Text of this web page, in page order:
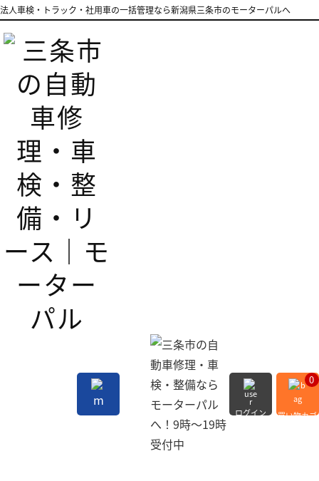
法人車検・トラック・社用車の一括管理なら新潟県三条市のモーターパルへ
ログイン
0
買い物カゴ